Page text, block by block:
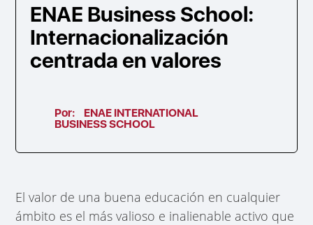
ENAE Business School:
Internacionalización
centrada en valores
Por:
ENAE INTERNATIONAL
BUSINESS SCHOOL
El valor de una buena educación en cualquier
ámbito es el más valioso e inalienable activo que